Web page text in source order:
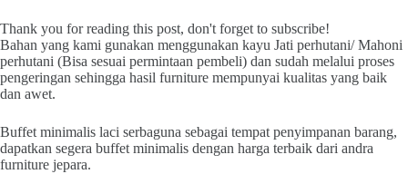
Thank you for reading this post, don't forget to subscribe!
Bahan yang kami gunakan menggunakan kayu Jati perhutani/ Mahoni
perhutani (Bisa sesuai permintaan pembeli) dan sudah melalui proses
pengeringan sehingga hasil furniture mempunyai kualitas yang baik
dan awet.
Buffet minimalis laci serbaguna sebagai tempat penyimpanan barang,
dapatkan segera buffet minimalis dengan harga terbaik dari andra
furniture jepara.